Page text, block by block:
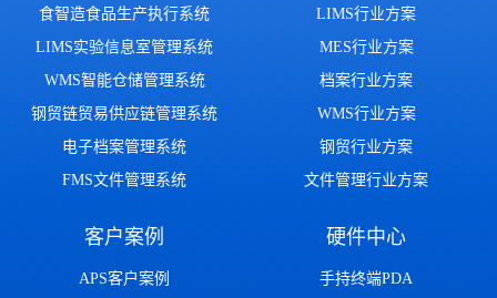
食智造食品生产执行系统
LIMS实验信息室管理系统
WMS智能仓储管理系统
钢贸链贸易供应链管理系统
电子档案管理系统
FMS文件管理系统
LIMS行业方案
MES行业方案
档案行业方案
WMS行业方案
钢贸行业方案
文件管理行业方案
客户案例
APS客户案例
硬件中心
手持终端PDA